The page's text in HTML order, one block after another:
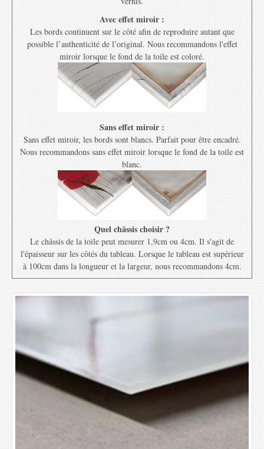
Avec effet miroir :
Les bords continuent sur le côté afin de reproduire autant que
possible l’authenticité de l’original. Nous recommandons l'effet
miroir lorsque le fond de la toile est coloré.
Sans effet miroir :
Sans effet miroir, les bords sont blancs. Parfait pour être encadré.
Nous recommandons sans effet miroir lorsque le fond de la toile est
blanc.
Quel châssis choisir ?
Le châssis de la toile peut mesurer 1,9cm ou 4cm. Il s'agit de
l'épaisseur sur les côtés du tableau. Lorsque le tableau est supérieur
à 100cm dans la longueur et la largeur, nous recommandons 4cm.